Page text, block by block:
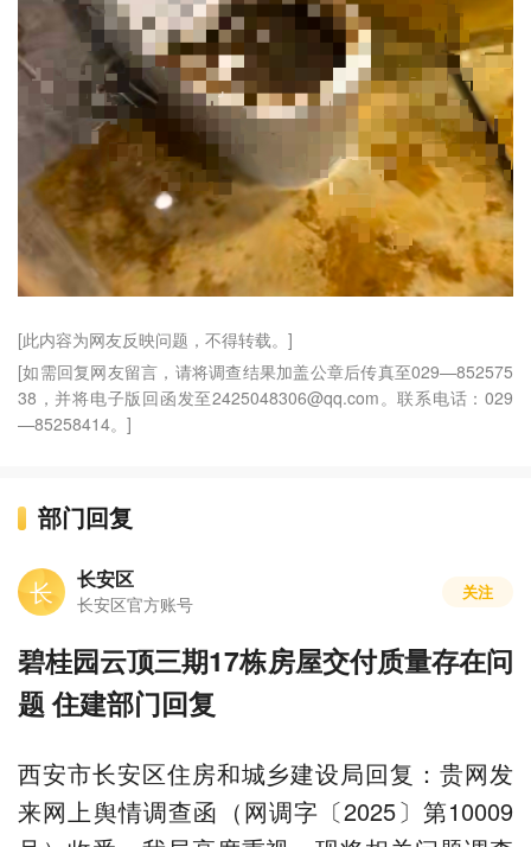
[此内容为网友反映问题，不得转载。]
[如需回复网友留言，请将调查结果加盖公章后传真至029—852575
38，并将电子版回函发至2425048306@qq.com。联系电话：029
—85258414。]
部门回复
长 长安区
长安区官方账号
关注
碧桂园云顶三期17栋房屋交付质量存在问
题 住建部门回复
西安市长安区住房和城乡建设局回复：贵网发
来网上舆情调查函（网调字〔2025〕第10009